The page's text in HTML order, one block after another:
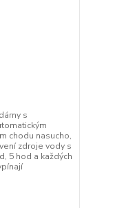
s
chodu nasucho,
zdroje vody s
5 hod a každých